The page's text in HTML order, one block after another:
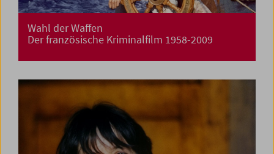
Wahl der Waffen
Der französische Kriminalfilm 1958-2009